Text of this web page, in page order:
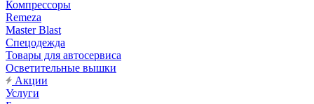
Компрессоры
Remeza
Master Blast
Спецодежда
Товары для автосервиса
Осветительные вышки
Акции
Услуги